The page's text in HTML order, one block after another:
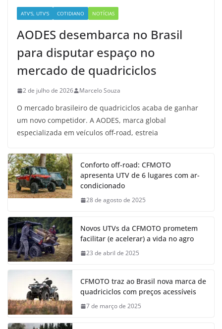
ATV'S, UTV'S COTIDIANO NOTÍCIAS
AODES desembarca no Brasil
para disputar espaço no
mercado de quadriciclos
2 de julho de 2026 Marcelo Souza
O mercado brasileiro de quadriciclos acaba de ganhar
um novo competidor. A AODES, marca global
especializada em veículos off-road, estreia
Conforto off-road: CFMOTO
apresenta UTV de 6 lugares com ar-
condicionado
28 de agosto de 2025
Novos UTVs da CFMOTO prometem
facilitar (e acelerar) a vida no agro
23 de abril de 2025
CFMOTO traz ao Brasil nova marca de
quadriciclos com preços acessíveis
7 de março de 2025